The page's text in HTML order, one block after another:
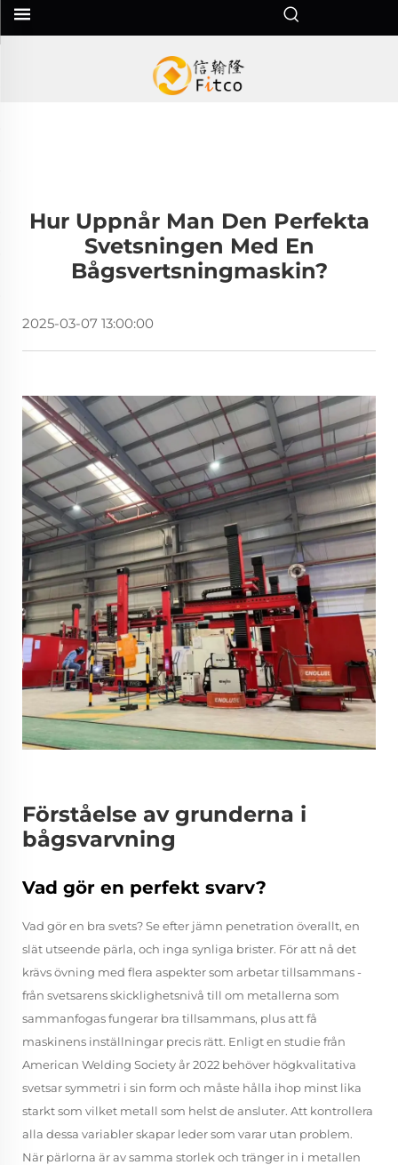
Hur Uppnår Man Den Perfekta
Svetsningen Med En
Bågsvertsningmaskin?
2025-03-07 13:00:00
Förståelse av grunderna i
bågsvarvning
Vad gör en perfekt svarv?
Vad gör en bra svets? Se efter jämn penetration överallt, en
slät utseende pärla, och inga synliga brister. För att nå det
krävs övning med flera aspekter som arbetar tillsammans -
från svetsarens skicklighetsnivå till om metallerna som
sammanfogas fungerar bra tillsammans, plus att få
maskinens inställningar precis rätt. Enligt en studie från
American Welding Society år 2022 behöver högkvalitativa
svetsar symmetri i sin form och måste hålla ihop minst lika
starkt som vilket metall som helst de ansluter. Att kontrollera
alla dessa variabler skapar leder som varar utan problem.
När pärlorna är av samma storlek och tränger in i metallen